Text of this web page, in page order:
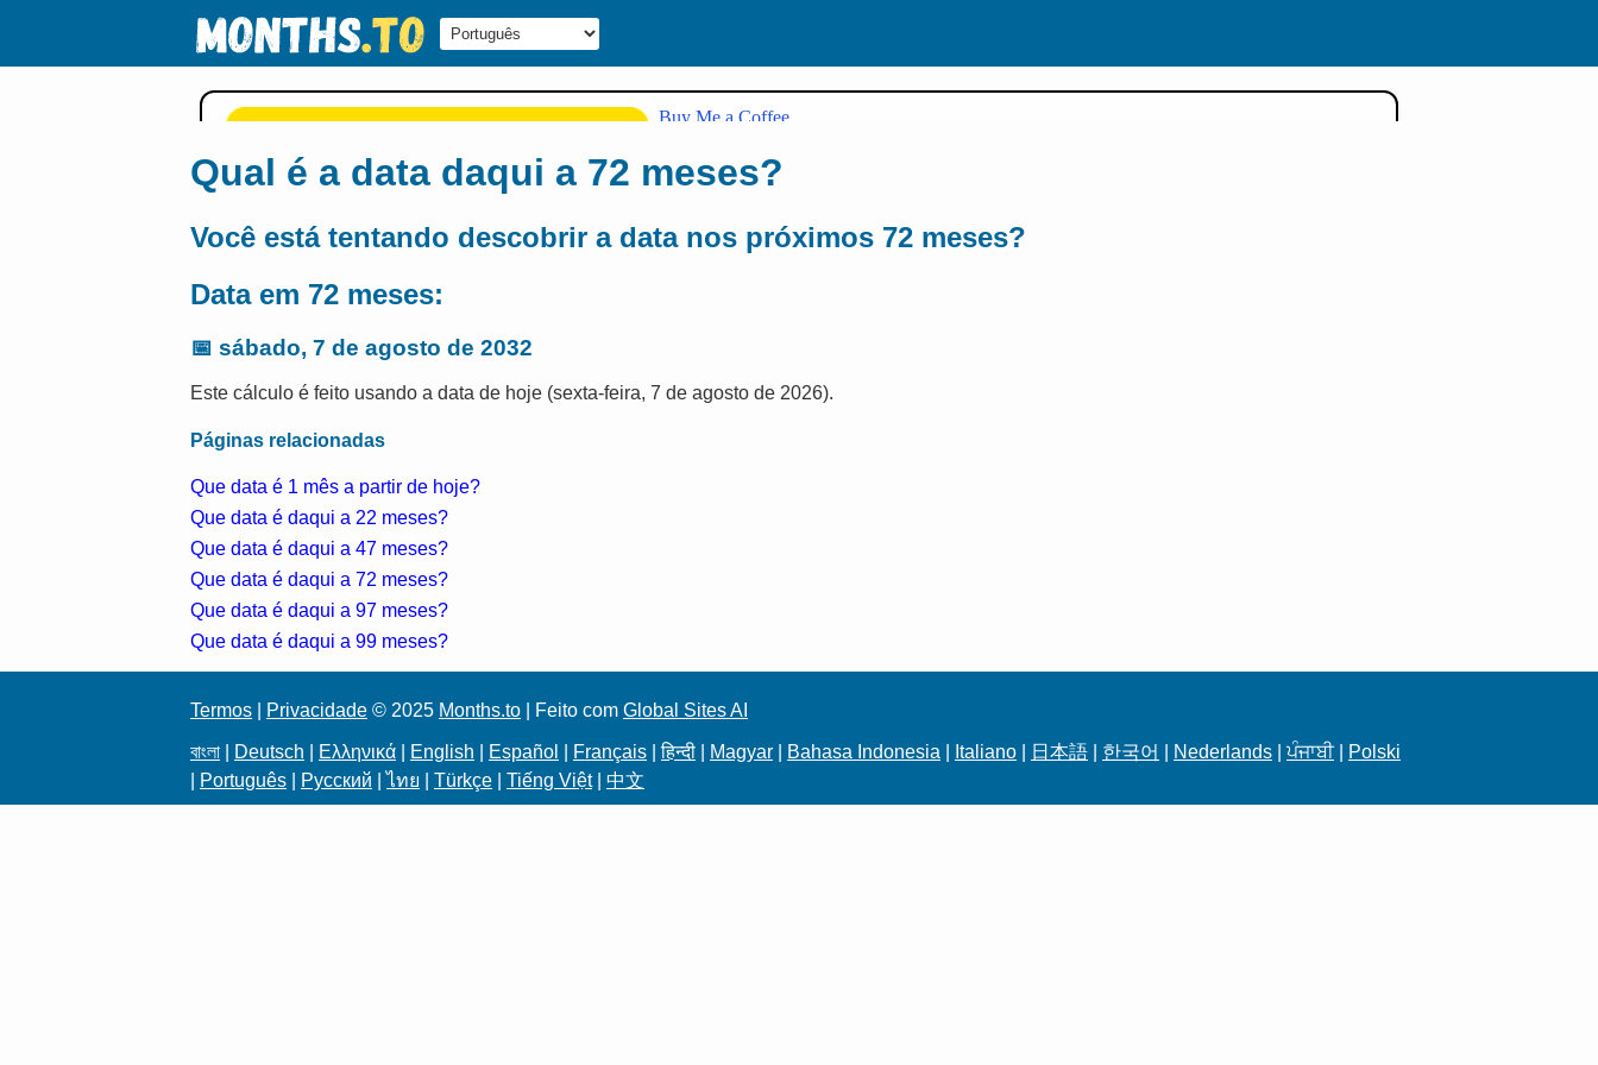
Qual é a data daqui a 72 meses?
Você está tentando descobrir a data nos próximos 72 meses?
Data em 72 meses:
📅 sábado, 7 de agosto de 2032
Este cálculo é feito usando a data de hoje (sexta-feira, 7 de agosto de 2026).
Páginas relacionadas
Que data é 1 mês a partir de hoje?
Que data é daqui a 22 meses?
Que data é daqui a 47 meses?
Que data é daqui a 72 meses?
Que data é daqui a 97 meses?
Que data é daqui a 99 meses?
Termos Privacidade © 2025 Months.to | Feito com Global Sites AI
বাংলা Deutsch Ελληνικά English Español Français |हिन्दी Magyar Bahasa Indonesia Italiano 日本語 한국어 Nederlands |ਪੰਜਾਬੀ|
Polski
Português Русский |ไทย Türkçe Tiếng Việt| 中文